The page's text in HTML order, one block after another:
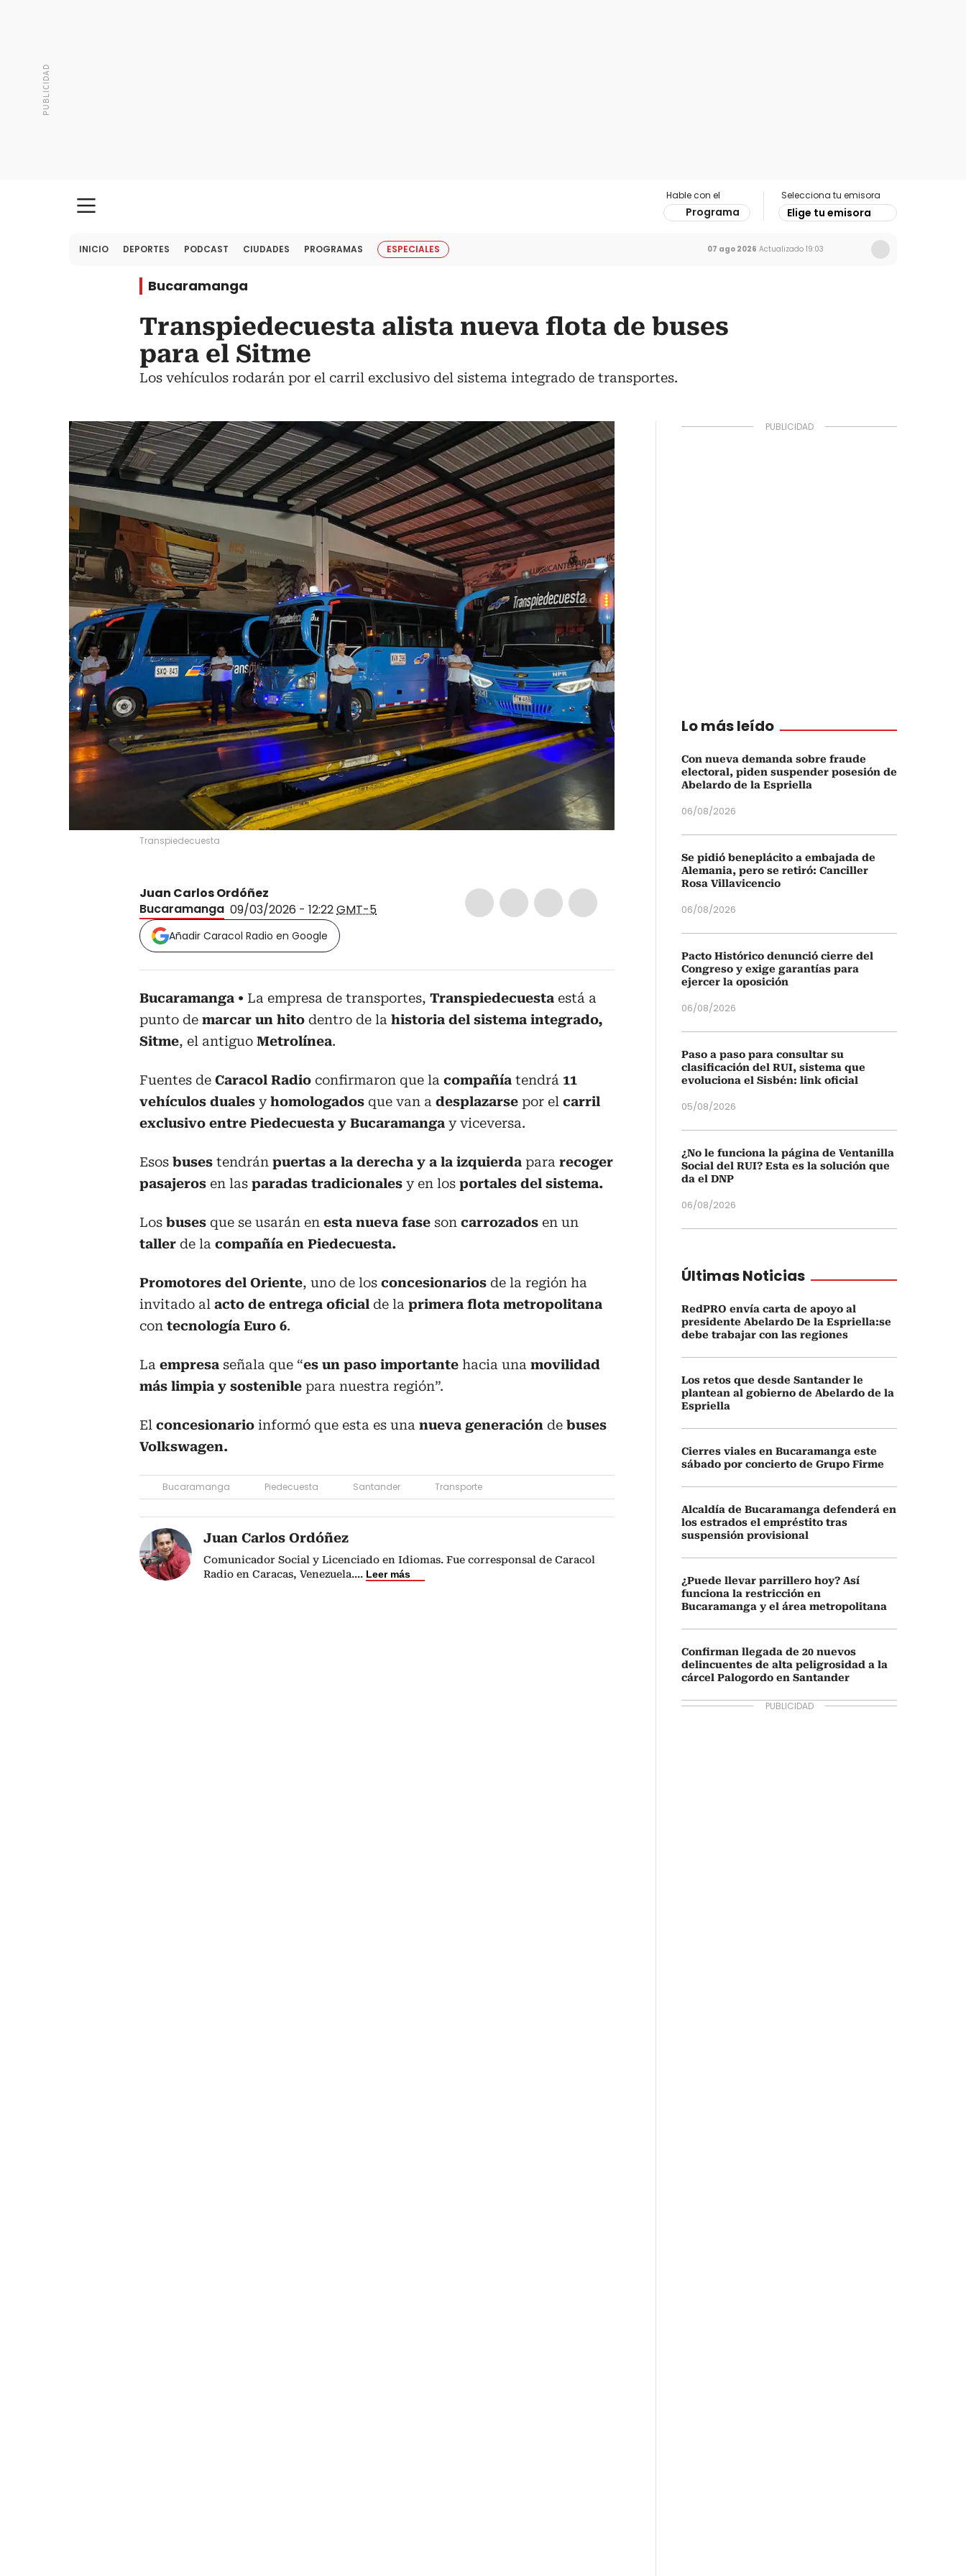
Hable con el
Programa
Selecciona tu emisora
Elige tu emisora
INICIO DEPORTES PODCAST CIUDADES PROGRAMAS ESPECIALES 07 ago 2026 Actualizado 19:03
Bucaramanga
Transpiedecuesta alista nueva flota de buses
para el Sitme
Los vehículos rodarán por el carril exclusivo del sistema integrado de transportes.
Transpiedecuesta
Juan Carlos Ordóñez
Bucaramanga 09/03/2026 - 12:22GMT-5
Añadir Caracol Radio en Google
Bucaramanga La empresa de transportes, Transpiedecuesta está a
punto de marcar un hito dentro de la historia del sistema integrado,
Sitme, el antiguo Metrolínea.
Fuentes de Caracol Radio confirmaron que la compañía tendrá 11
vehículos duales yhomologados que van a desplazarse por el carril
exclusivo entre Piedecuesta y Bucaramanga y viceversa.
Esos buses tendrán puertas a la derecha y a la izquierda para recoger
pasajeros en las paradas tradicionales y en los portales del sistema.
Los buses que se usarán en esta nueva fase son carrozados en un
taller de la compañía en Piedecuesta.
Promotores del Oriente, uno de los concesionarios de la región ha
invitado al acto de entrega oficial de la primera flota metropolitana
con tecnología Euro 6.
La empresa señala que “es un paso importante hacia una movilidad
más limpia y sostenible para nuestra región”.
El concesionario informó que esta es una nueva generación de buses
Volkswagen.
Bucaramanga Piedecuesta Santander Transporte
Juan Carlos Ordóñez
Comunicador Social y Licenciado en Idiomas. Fue corresponsal de Caracol
Radio en Caracas, Venezuela.... Leer más
Lo más leído
Con nueva demanda sobre fraude
electoral, piden suspender posesión de
Abelardo de la Espriella
06/08/2026
Se pidió beneplácito a embajada de
Alemania, pero se retiró: Canciller
Rosa Villavicencio
06/08/2026
Pacto Histórico denunció cierre del
Congreso y exige garantías para
ejercer la oposición
06/08/2026
Paso a paso para consultar su
clasificación del RUI, sistema que
evoluciona el Sisbén: link oficial
05/08/2026
¿No le funciona la página de Ventanilla
Social del RUI? Esta es la solución que
da el DNP
06/08/2026
Últimas Noticias
RedPRO envía carta de apoyo al
presidente Abelardo De la Espriella:se
debe trabajar con las regiones
Los retos que desde Santander le
plantean al gobierno de Abelardo de la
Espriella
Cierres viales en Bucaramanga este
sábado por concierto de Grupo Firme
Alcaldía de Bucaramanga defenderá en
los estrados el empréstito tras
suspensión provisional
¿Puede llevar parrillero hoy? Así
funciona la restricción en
Bucaramanga y el área metropolitana
Confirman llegada de 20 nuevos
delincuentes de alta peligrosidad a la
cárcel Palogordo en Santander